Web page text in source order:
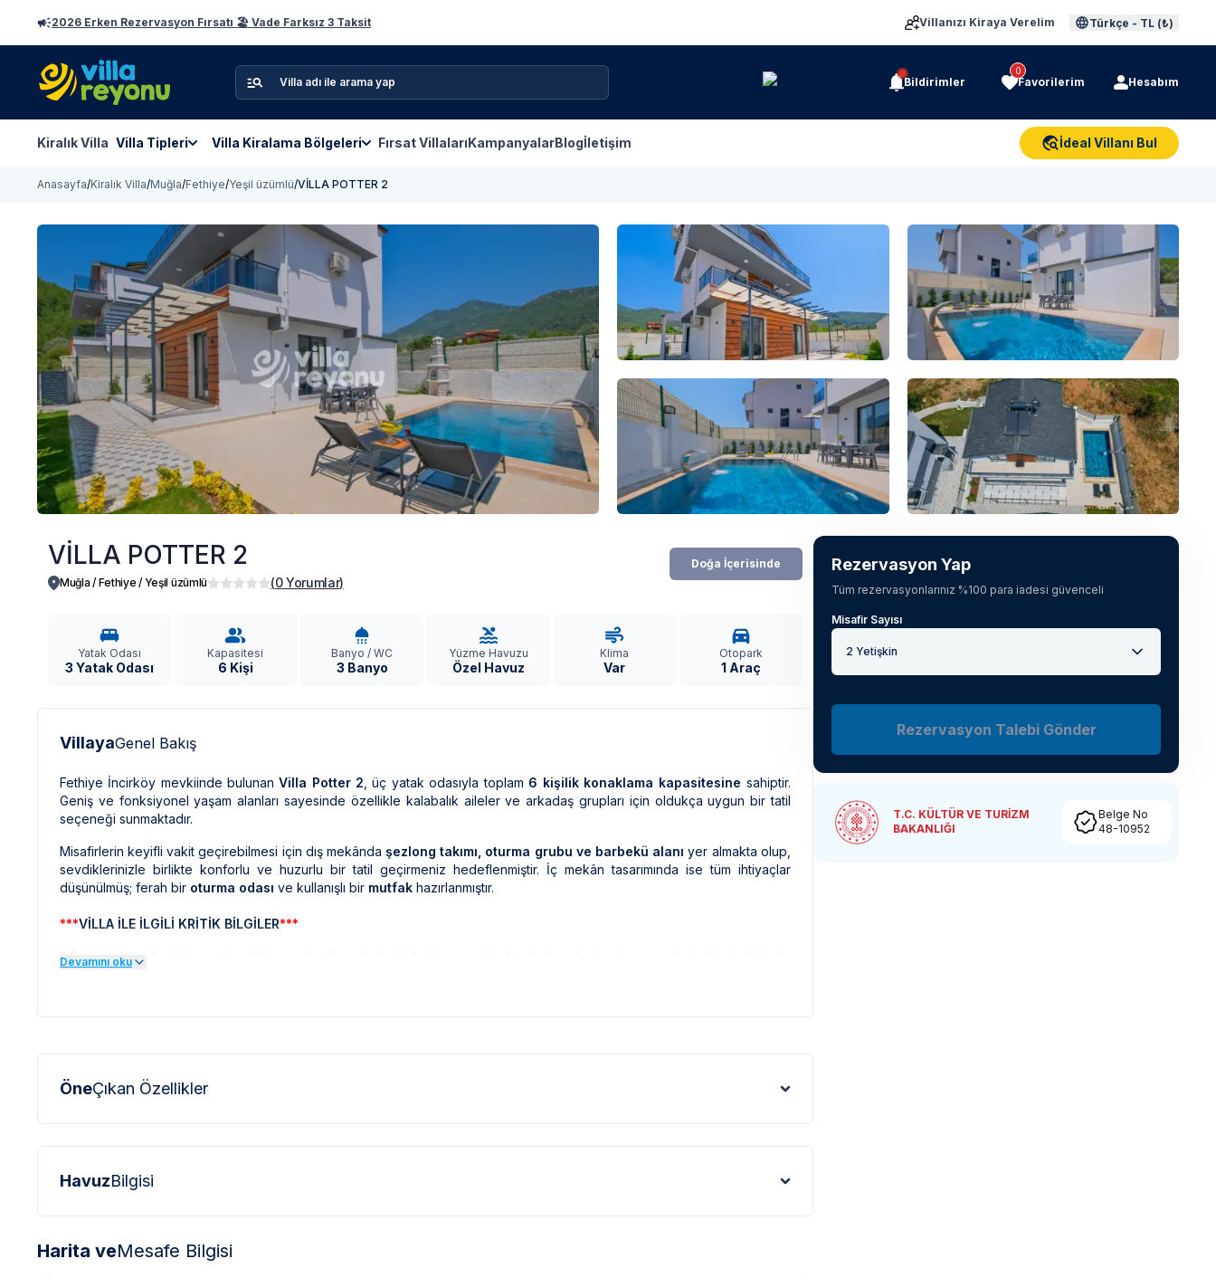
2026 Erken Rezervasyon Fırsatı 🏖️ Vade Farksız 3 Taksit Villanızı Kiraya Verelim Türkçe - TL (₺)
Bildirimler
0
Favorilerim Hesabım
Kiralık Villa Villa Tipleri Villa Kiralama Bölgeleri Fırsat VillalarıKampanyalarBlogİletişim İdeal Villanı Bul
Anasayfa/Kiralık Villa/Muğla/Fethiye/Yeşil üzümlü/VİLLA POTTER 2
Tüm fotoğrafları gör
VİLLA POTTER 2
Muğla / Fethiye / Yeşil üzümlü (0 Yorumlar)
Doğa İçerisinde
Yatak Odası
3 Yatak Odası
Kapasitesi
6 Kişi
Banyo / WC
3 Banyo
Yüzme Havuzu
Özel Havuz
Klima
Var
Otopark
1 Araç
VillayaGenel Bakış
Fethiye İncirköy mevkiinde bulunan Villa Potter 2 , üç yatak odasıyla toplam 6 kişilik konaklama kapasitesine sahiptir.
Geniş ve fonksiyonel yaşam alanları sayesinde özellikle kalabalık aileler ve arkadaş grupları için oldukça uygun bir tatil
seçeneği sunmaktadır.
Misafirlerin keyifli vakit geçirebilmesi için dış mekânda şezlong takımı, oturma grubu ve barbekü alanı yer almakta olup,
sevdiklerinizle birlikte konforlu ve huzurlu bir tatil geçirmeniz hedeflenmiştir. İç mekân tasarımında ise tüm ihtiyaçlar
düşünülmüş; ferah bir oturma odası ve kullanışlı bir mutfak hazırlanmıştır.
***VİLLA İLE İLGİLİ KRİTİK BİLGİLER***
* Doğa içerisinde bulunan tüm villalarımızda düzenli olarak ilaçlama yapılmaktadır. Ancak yine de çevrede kelebek, böcek,
*** BÖLGE İLE İLGİLİ KRİTİK BİLGİLER
elektrik ve su kesintileri yaşanabilmektedir.
Devamını oku
ÖneÇıkan Özellikler
HavuzBilgisi
Harita veMesafe Bilgisi
Rezervasyon Yap
Tüm rezervasyonlarınız %100 para iadesi güvenceli
Misafir Sayısı
2 Yetişkin
Rezervasyon Talebi Gönder
T.C. KÜLTÜR VE TURİZM
BAKANLIĞI
Belge No
48-10952